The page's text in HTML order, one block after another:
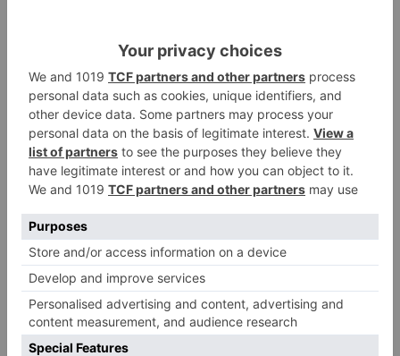
Burgos Energía Agricultura regantes
zona
losa
baja junta invertirán impulsar
riego
fotovoltaica
LO + VISTO
1
Fallece un ciclista en Burgos tras
avisar otro conductor que se
había caído de la bicicleta